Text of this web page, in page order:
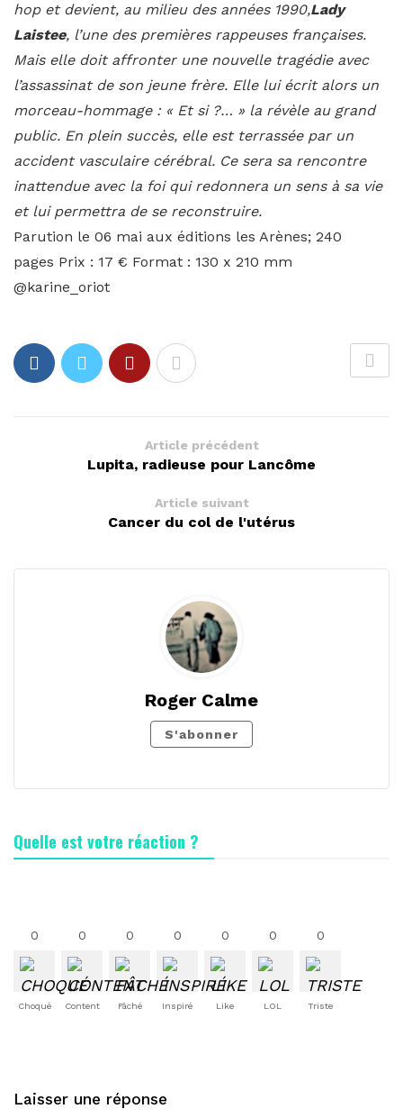
hop et devient, au milieu des années 1990,Lady
Laistee, l’une des premières rappeuses françaises.
Mais elle doit affronter une nouvelle tragédie avec
l’assassinat de son jeune frère. Elle lui écrit alors un
morceau-hommage : « Et si ?… » la révèle au grand
public. En plein succès, elle est terrassée par un
accident vasculaire cérébral. Ce sera sa rencontre
inattendue avec la foi qui redonnera un sens à sa vie
et lui permettra de se reconstruire.
Parution le 06 mai aux éditions les Arènes; 240
pages Prix : 17 € Format : 130 x 210 mm
@karine_oriot
Article précédent
Lupita, radieuse pour Lancôme
Article suivant
Cancer du col de l'utérus
Roger Calme
S'abonner
Quelle est votre réaction ?
0
Choqué
0
Content
0
Fâché
0
Inspiré
0
Like
0
LOL
0
Triste
Laisser une réponse